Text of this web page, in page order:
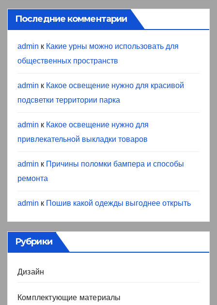
Последние комментарии
admin к Какие урны можно использовать для
общественных пространств
admin к Какое освещение нужно для красивой
подсветки территории парка
admin к Какое освещение нужно для
привлекательной выкладки товаров
admin к Причины поломки бампера и способы
ремонта
admin к Пошив какой одежды выгоднее открыть
Рубрики
Дизайн
Комплектующие материалы